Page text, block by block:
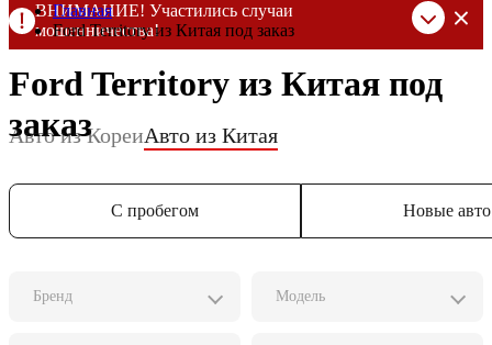
ВНИМАНИЕ! Участились случаи
мошенничества!
по выставленному счету на Т-банк от ИП Алексеевских С.В.
При любых подозрениях, свяжитесь с нами по официальным
контактам, указанным в соц сетях и на сайте
Главная
Ford Territory из Китая под заказ
Ford Territory из Китая под
заказ
Авто из КореиАвто из Китая
С пробегом Новые авто
Бренд Модель